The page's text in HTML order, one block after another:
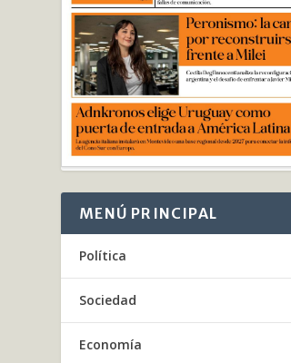
MENÚ PRINCIPAL
Política
Sociedad
Economía